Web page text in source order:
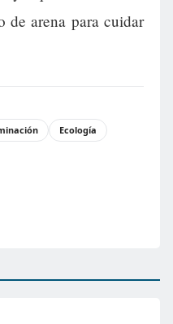
de arena para cuidar
Ecología